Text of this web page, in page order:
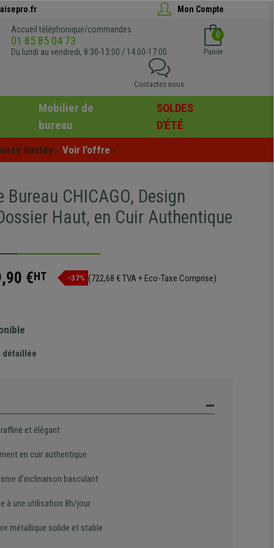
Mon Compte
Accueil téléphonique/commandes
01 85 85 04 73
Du lundi au vendredi, 8:30-13:00 / 14:00-17:00
0
Panier
Contactez-nous
Mobilier de
bureau
SOLDES
D'ÉTÉ
limitée - Voir l'offre -
Bureau CHICAGO, Design
Haut, en Cuir Authentique
€HT -37% (722,68 € TVA + Eco-Taxe Comprise)
détaillée
et élégant
en cuir authentique
d’inclinaison basculant
à une utilisation 8h/jour
métallique solide et stable